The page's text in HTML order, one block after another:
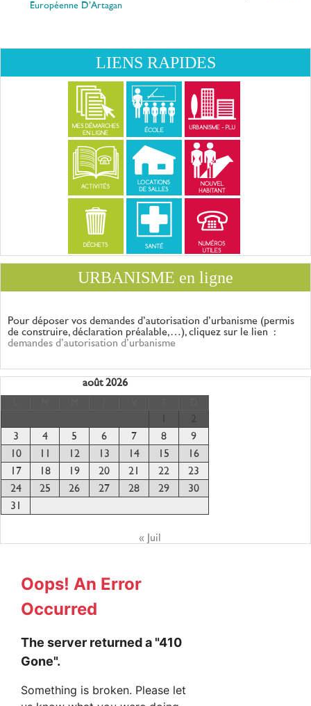
Européenne D’Artagan
LIENS RAPIDES
URBANISME en ligne
Pour déposer vos demandes d’autorisation d’urbanisme (permis
de construire, déclaration préalable,…), cliquez sur le lien :
demandes d’autorisation d’urbanisme
août 2026
2
3
4 5 6 7 8
9
10
11 12 13 14 15
16
17
18 19 20 21 22
23
24
25 26 27 28 29
30
31
« Juil